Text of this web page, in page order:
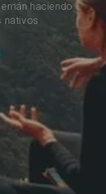
haciendo
nativos